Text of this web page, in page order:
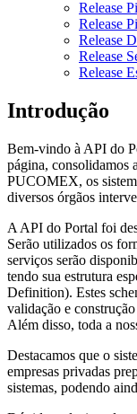
Release
Release
Release
Release
Release
Introdução
Bem-vindo à API do
página, consolidamos
PUCOMEX, os
diversos órgãos
A API do Portal foi
Serão utilizados os
serviços serão
tendo sua estrutura
Definition). Estes
validação e
Além disso, toda a
Destacamos que o
empresas privadas
sistemas, podendo